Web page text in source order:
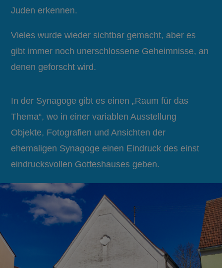
Juden erkennen.
Vieles wurde wieder sichtbar gemacht, aber es
gibt immer noch unerschlossene Geheimnisse, an
denen geforscht wird.
In der Synagoge gibt es einen „Raum für das
Thema“, wo in einer variablen Ausstellung
Objekte, Fotografien und Ansichten der
ehemaligen Synagoge einen Eindruck des einst
eindrucksvollen Gotteshauses geben.